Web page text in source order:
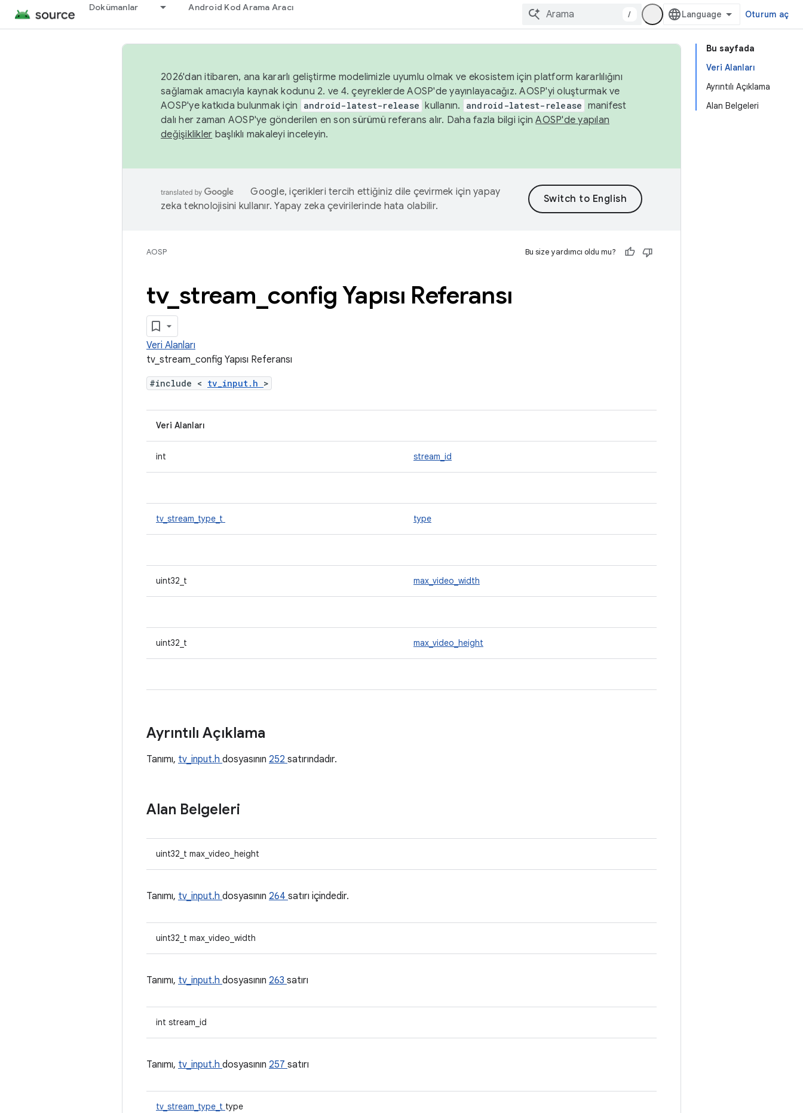
Dokümanlar Android Kod Arama Aracı
/ Oturum aç
Bu sayfada
Veri Alanları
Ayrıntılı Açıklama
Alan Belgeleri
2026'dan itibaren, ana kararlı geliştirme modelimizle uyumlu olmak ve ekosistem için platform kararlılığını
sağlamak amacıyla kaynak kodunu 2. ve 4. çeyreklerde AOSP'de yayınlayacağız. AOSP'yi oluşturmak ve
AOSP'ye katkıda bulunmak için
android-latest-release kullanın. android-latest-release manifest
dalı her zaman AOSP'ye gönderilen en son sürümü referans alır. Daha fazla bilgi içinAOSP'de yapılan
değişiklikler başlıklı makaleyi inceleyin.
Google, içerikleri tercih ettiğiniz dile çevirmek için yapay
zeka teknolojisini kullanır. Yapay zeka çevirilerinde hata olabilir.
AOSP Bu size yardımcı oldu mu?
tv_ stream config Yapısı Referansı
Veri Alanları
tv_stream_config Yapısı Referansı
#include < tv_input.h >
Veri Alanları
int stream_id
tv_stream_type_t type
uint32_t max_video_width
uint32_t max_video_height
Ayrıntılı Açıklama
Tanımı, tv_input.h dosyasının 252 satırındadır.
Alan Belgeleri
uint32_t max_video_height
Tanımı, tv_input.h dosyasının 264 satırı içindedir.
uint32_t max_video_width
Tanımı, tv_input.h dosyasının 263 satırı
int stream_id
Tanımı, tv_input.h dosyasının 257 satırı
tv_stream_type_t type